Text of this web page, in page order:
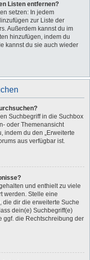
Listen entfernen?
setzen: In jedem
zur Liste der
Außerdem kannst du im
hinzufügen, indem du
kannst du sie auch wieder
Suchbegriff in die Suchbox
oder Themenansicht
indem du den „Erweiterte
aus verfügbar ist.
und enthielt zu viele
werden. Stelle eine
die dir die erweiterte Suche
dein(e) Suchbegriff(e)
ggf. die Rechtschreibung der